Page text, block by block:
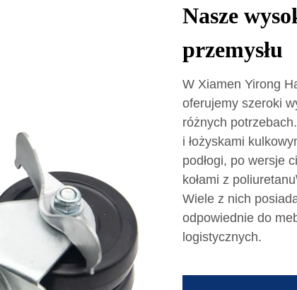
Nasze
przemysłu
W Xiamen Yirong
oferujemy szeroki
różnych
i łożyskami
podłogi, po wersje
kołami z
Wiele z nich
odpowiednie do
logistycznych.